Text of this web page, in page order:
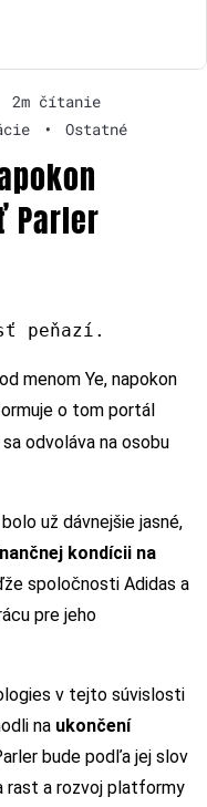
2m čítanie
• Ostatné
Parler
peňazí.
menom Ye, napokon
o tom portál
odvoláva na osobu
už dávnejšie jasné,
kondícii na
spoločnosti Adidas a
pre jeho
v tejto súvislosti
na ukončení
bude podľa jej slov
rast a rozvoj platformy